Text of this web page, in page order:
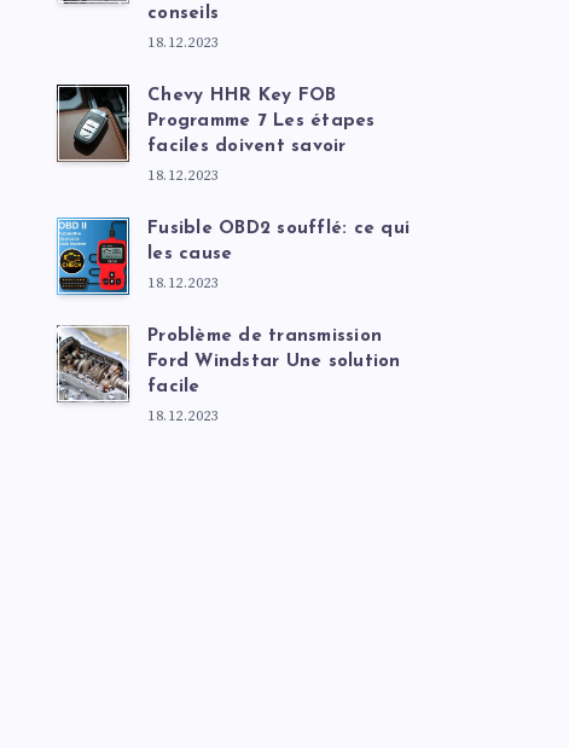
conseils
18.12.2023
Chevy HHR Key FOB
Programme 7 Les étapes
faciles doivent savoir
18.12.2023
Fusible OBD2 soufflé: ce qui
les cause
18.12.2023
Problème de transmission
Ford Windstar Une solution
facile
18.12.2023